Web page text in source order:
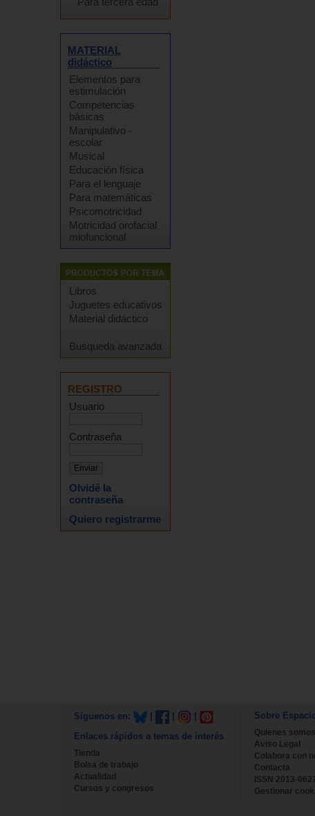
MATERIAL
didáctico
Elementos para
estimulación
Competencias
básicas
Manipulativo -
escolar
Musical
Educación física
Para el lenguaje
Para matemáticas
Psicomotricidad
Motricidad orofacial
miofuncional
Libros
Juguetes educativos
Material didáctico
Busqueda avanzada
REGISTRO
Usuario
Contraseña
Olvidé la
contraseña
Quiero registrarme
Síguenos en:
Enlaces rápidos a temas de interés
Tienda
Bolsa de trabajo
Actualidad
Cursos y congresos
Sobre
Quienes somos
Aviso Legal
Colabora con
Contacta
ISSN 2013-
Gestionar